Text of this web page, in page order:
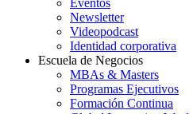
Newsletter
Videopodcast
Identidad corporativa
Escuela de Negocios
MBAs & Masters
Programas Ejecutivos
Formación Continua